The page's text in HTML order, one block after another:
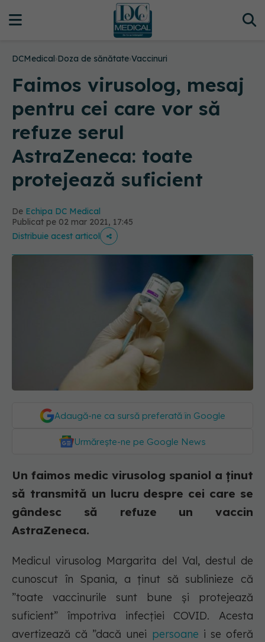
DCMedical›Doza de sănătate›Vaccinuri
Faimos virusolog, mesaj
pentru cei care vor să
refuze serul
AstraZeneca: toate
protejează suficient
De Echipa DC Medical
Publicat pe 02 mar 2021, 17:45
Distribuie acest articol
Adaugă-ne ca sursă preferată în Google
Urmărește-ne pe Google News
Un faimos medic virusolog spaniol a ținut
să transmită un lucru despre cei care se
gândesc să refuze un vaccin
AstraZeneca.
Medicul virusolog Margarita del Val, destul de
cunoscut în Spania, a ținut să sublinieze că
”toate vaccinurile sunt bune și protejează
suficient” împotriva infecției COVID. Acesta
avertizează că ”dacă unei persoane i se oferă